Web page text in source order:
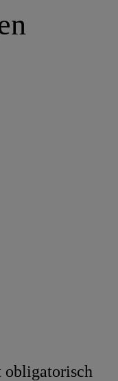
obligatorisch